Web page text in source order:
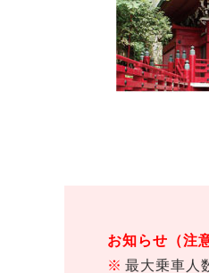
お知らせ（注
最大乗車人